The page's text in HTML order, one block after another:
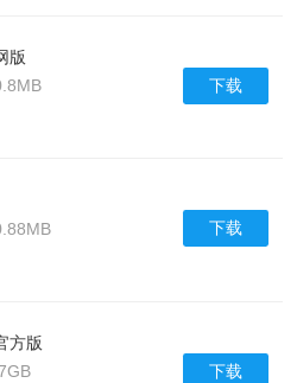
版
下载
下载
方版
下载